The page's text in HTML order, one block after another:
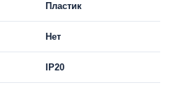
Пластик
Нет
IP20